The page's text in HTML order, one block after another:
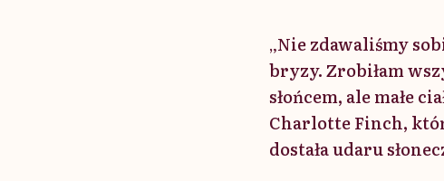
„Nie zdawaliśmy
bryzy. Zrobiłam
słońcem, ale małe
Charlotte Finch,
dostała udaru